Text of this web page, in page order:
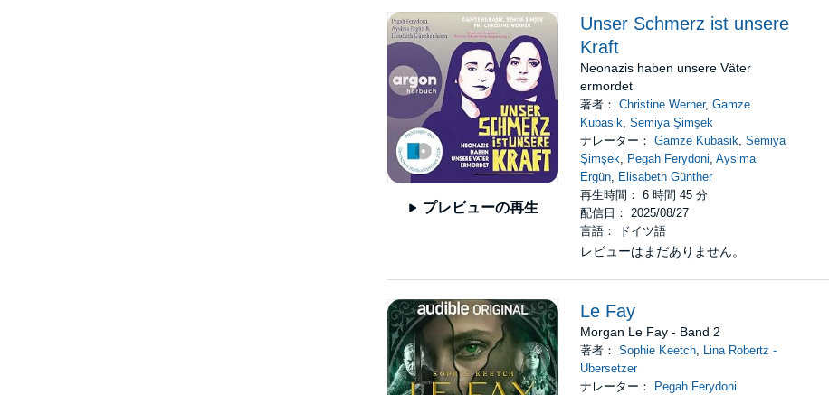
プレビューの再生
Unser Schmerz ist unsere
Kraft
Neonazis haben unsere Väter
ermordet
著者：Christine Werner,Gamze
Kubasik,Semiya Şimşek
ナレーター：Gamze Kubasik,Semiya
Şimşek, Pegah Ferydoni,Aysima
Ergün, Elisabeth Günther
再生時間： 6 時間 45 分
配信日： 2025/08/27
言語： ドイツ語
レビューはまだありません。
Le Fay
Morgan Le Fay - Band 2
著者：Sophie Keetch, Lina Robertz -
Übersetzer
ナレーター：
Pegah Ferydoni